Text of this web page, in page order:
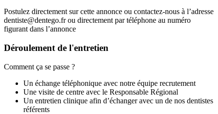
Postulez directement sur cette annonce ou contactez-nous à l’adresse
dentiste@dentego.fr ou directement par téléphone au numéro
figurant dans l’annonce
Déroulement de l'entretien
Comment ça se passe ?
Un échange téléphonique avec notre équipe recrutement
Une visite de centre avec le Responsable Régional
Un entretien clinique afin d’échanger avec un de nos dentistes
référents